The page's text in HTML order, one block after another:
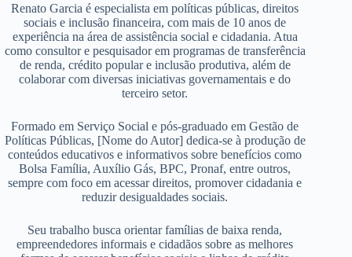
Renato Garcia é especialista em políticas públicas, direitos
sociais e inclusão financeira, com mais de 10 anos de
experiência na área de assistência social e cidadania. Atua
como consultor e pesquisador em programas de transferência
de renda, crédito popular e inclusão produtiva, além de
colaborar com diversas iniciativas governamentais e do
terceiro setor.
Formado em Serviço Social e pós-graduado em Gestão de
Políticas Públicas, [Nome do Autor] dedica-se à produção de
conteúdos educativos e informativos sobre benefícios como
Bolsa Família, Auxílio Gás, BPC, Pronaf, entre outros,
sempre com foco em acessar direitos, promover cidadania e
reduzir desigualdades sociais.
Seu trabalho busca orientar famílias de baixa renda,
empreendedores informais e cidadãos sobre as melhores